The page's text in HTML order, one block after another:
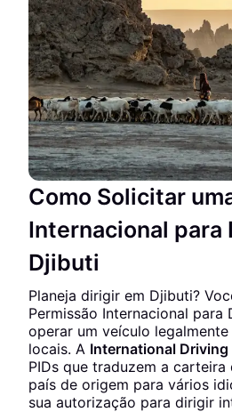
Como Solicitar
Internacional para
Djibuti
Planeja dirigir em Djibuti?
Permissão Internacional para
operar um veículo
locais. A International
PIDs que traduzem a
país de origem para vários
sua autorização para dirigir